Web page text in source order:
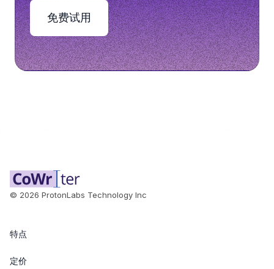
免费试用
© 2026 ProtonLabs Technology Inc
特点
定价